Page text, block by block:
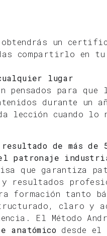
un
compartirlo en
lugar
pensados para
durante un
lección cuando lo
de más de
patronaje
que garantiza
resultados
formación tanto
claro y
El Método
anatómico desde